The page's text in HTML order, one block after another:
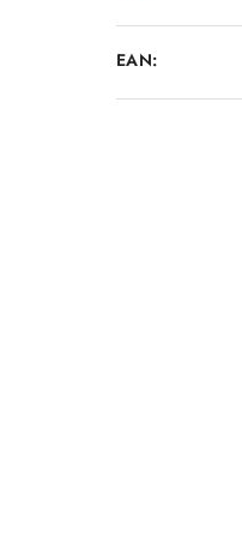
EAN: